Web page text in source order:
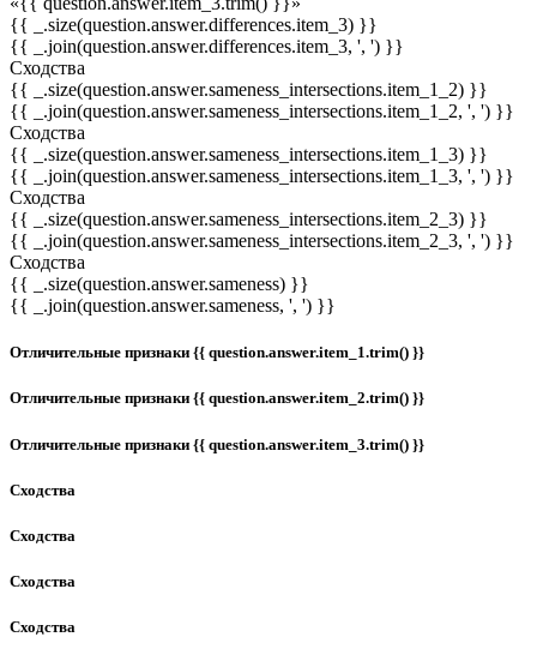
{{ _.size(question.answer.differences.item_3) }}
{{ _.join(question.answer.differences.item_3, ', ') }}
Сходства
{{ _.size(question.answer.sameness_intersections.item_1_2) }}
{{ _.join(question.answer.sameness_intersections.item_1_2, ', ') }}
Сходства
{{ _.size(question.answer.sameness_intersections.item_1_3) }}
{{ _.join(question.answer.sameness_intersections.item_1_3, ', ') }}
Сходства
{{ _.size(question.answer.sameness_intersections.item_2_3) }}
{{ _.join(question.answer.sameness_intersections.item_2_3, ', ') }}
Сходства
{{ _.size(question.answer.sameness) }}
{{ _.join(question.answer.sameness, ', ') }}
Отличительные признаки {{ question.answer.item_1.trim() }}
Отличительные признаки {{ question.answer.item_2.trim() }}
Отличительные признаки {{ question.answer.item_3.trim() }}
Сходства
Сходства
Сходства
Сходства